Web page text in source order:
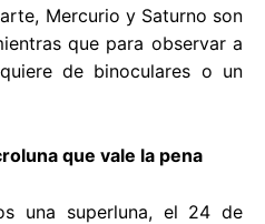
Mercurio y Saturno son
que para observar a
de binoculares o un
que vale la pena
una superluna, el 24 de